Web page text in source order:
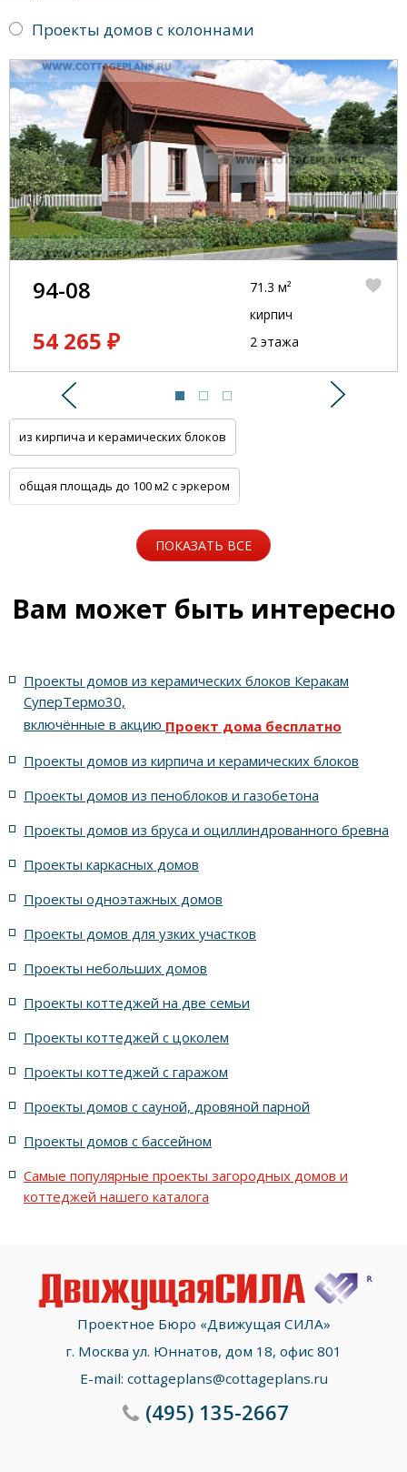
Проекты домов с колоннами
Предыдущий
94-08
54 265 ₽
71.3 м²
кирпич
2 этажа
из кирпича и керамических блоков
общая площадь до 100 м2 с эркером
общая площадь до 100 м2 с цоколем
С цоколем С гаражом 6 спален с котельной
5 спален с цоколем и террасой
7 спален с крышей шале 5 спален и террасой
жилых в стиле Райта с 5 комнатами
жилых в английском стиле
жилых в современном стиле с террасой
с террасой и 6 комнатами
ПОКАЗАТЬ ВСЕ
Вам может быть интересно
Проекты домов из керамических блоков Керакам
СуперТермо30,
включённые в акциюПроект дома бесплатно
Проекты домов из кирпича и керамических блоков
Проекты домов из пеноблоков и газобетона
Проекты домов из бруса и оциллиндрованного бревна
Проекты каркасных домов
Проекты одноэтажных домов
Проекты домов для узких участков
Проекты небольших домов
Проекты коттеджей на две семьи
Проекты коттеджей с цоколем
Проекты коттеджей с гаражом
Проекты домов с сауной, дровяной парной
Проекты домов с бассейном
Самые популярные проекты загородных домов и
коттеджей нашего каталога
Проектное Бюро «Движущая СИЛА»
г. Москва ул. Юннатов, дом 18, офис 801
E-mail: cottageplans@cottageplans.ru
(495)135-2667